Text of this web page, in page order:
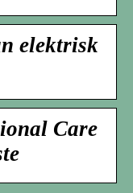
elektrisk
Care